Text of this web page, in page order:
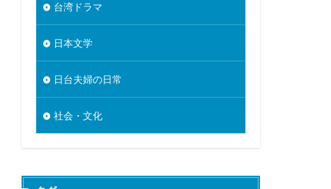
台湾ドラマ
日本文学
日台夫婦の日常
社会・文化